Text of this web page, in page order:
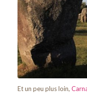
Et un peu plus loin,